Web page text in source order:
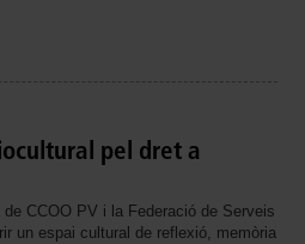
pel dret a
de CCOO PV i la Federació de Serveis
un espai cultural de reflexió, memòria